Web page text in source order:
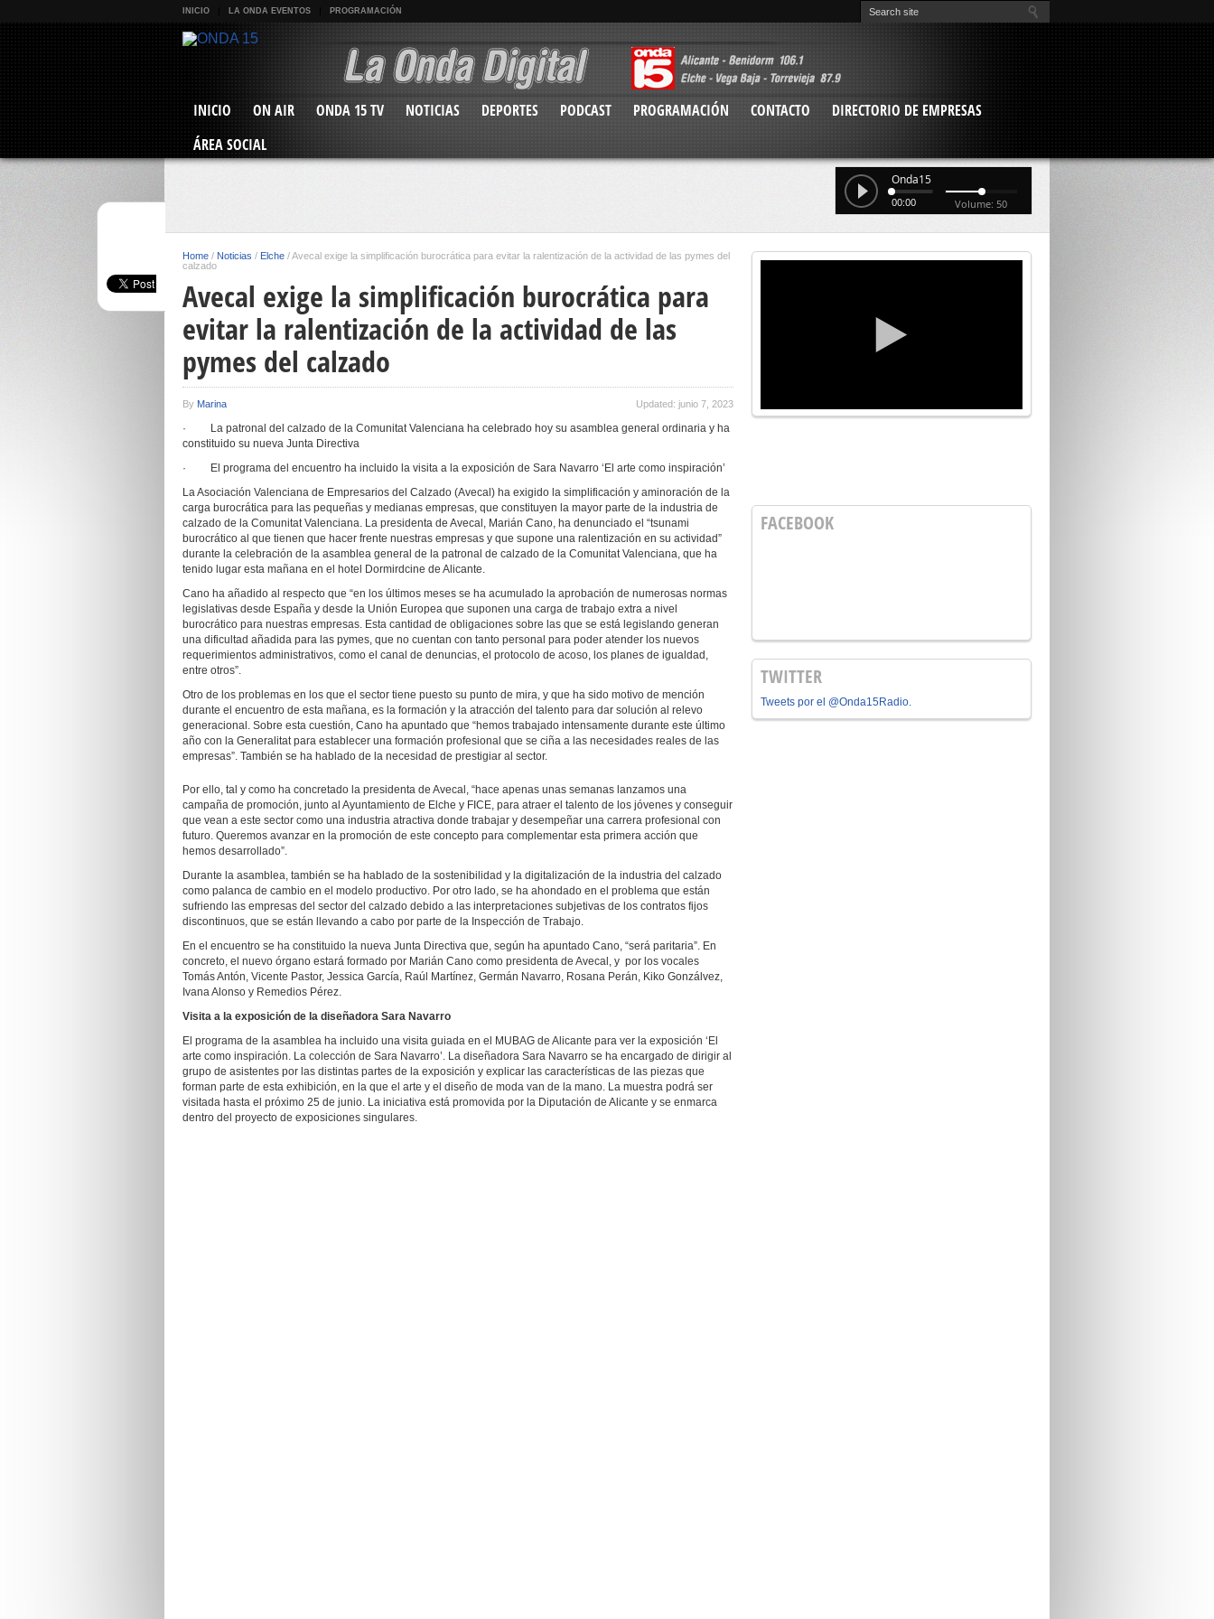
INICIO LA ONDA EVENTOS PROGRAMACIÓN
INICIO ON AIR ONDA 15 TV NOTICIAS DEPORTES PODCAST PROGRAMACIÓN CONTACTO
DIRECTORIO DE EMPRESAS
ÁREA SOCIAL
Onda15
00:00 Volume: 50
Home / Noticias / Elche /Avecal exige la simplificación burocrática para evitar la ralentización de la actividad de las pymes del
calzado
Avecal exige la simplificación burocrática para
evitar la ralentización de la actividad de las
pymes del calzado
By Marina Updated: junio 7, 2023
· La patronal del calzado de la Comunitat Valenciana ha celebrado hoy su asamblea general ordinaria y ha
constituido su nueva Junta Directiva
· El programa del encuentro ha incluido la visita a la exposición de Sara Navarro ‘El arte como inspiración’
La Asociación Valenciana de Empresarios del Calzado (Avecal) ha exigido la simplificación y aminoración de la
carga burocrática para las pequeñas y medianas empresas, que constituyen la mayor parte de la industria de
calzado de la Comunitat Valenciana. La presidenta de Avecal, Marián Cano, ha denunciado el “tsunami
burocrático al que tienen que hacer frente nuestras empresas y que supone una ralentización en su actividad”
durante la celebración de la asamblea general de la patronal de calzado de la Comunitat Valenciana, que ha
tenido lugar esta mañana en el hotel Dormirdcine de Alicante.
Cano ha añadido al respecto que “en los últimos meses se ha acumulado la aprobación de numerosas normas
legislativas desde España y desde la Unión Europea que suponen una carga de trabajo extra a nivel
burocrático para nuestras empresas. Esta cantidad de obligaciones sobre las que se está legislando generan
una dificultad añadida para las pymes, que no cuentan con tanto personal para poder atender los nuevos
requerimientos administrativos, como el canal de denuncias, el protocolo de acoso, los planes de igualdad,
entre otros”.
Otro de los problemas en los que el sector tiene puesto su punto de mira, y que ha sido motivo de mención
durante el encuentro de esta mañana, es la formación y la atracción del talento para dar solución al relevo
generacional. Sobre esta cuestión, Cano ha apuntado que “hemos trabajado intensamente durante este último
año con la Generalitat para establecer una formación profesional que se ciña a las necesidades reales de las
empresas”. También se ha hablado de la necesidad de prestigiar al sector.
Por ello, tal y como ha concretado la presidenta de Avecal, “hace apenas unas semanas lanzamos una
campaña de promoción, junto al Ayuntamiento de Elche y FICE, para atraer el talento de los jóvenes y conseguir
que vean a este sector como una industria atractiva donde trabajar y desempeñar una carrera profesional con
futuro. Queremos avanzar en la promoción de este concepto para complementar esta primera acción que
hemos desarrollado”.
Durante la asamblea, también se ha hablado de la sostenibilidad y la digitalización de la industria del calzado
como palanca de cambio en el modelo productivo. Por otro lado, se ha ahondado en el problema que están
sufriendo las empresas del sector del calzado debido a las interpretaciones subjetivas de los contratos fijos
discontinuos, que se están llevando a cabo por parte de la Inspección de Trabajo.
En el encuentro se ha constituido la nueva Junta Directiva que, según ha apuntado Cano, “será paritaria”. En
concreto, el nuevo órgano estará formado por Marián Cano como presidenta de Avecal, y por los vocales
Tomás Antón, Vicente Pastor, Jessica García, Raúl Martínez, Germán Navarro, Rosana Perán, Kiko Gonzálvez,
Ivana Alonso y Remedios Pérez.
Visita a la exposición de la diseñadora Sara Navarro
El programa de la asamblea ha incluido una visita guiada en el MUBAG de Alicante para ver la exposición ‘El
arte como inspiración. La colección de Sara Navarro’. La diseñadora Sara Navarro se ha encargado de dirigir al
grupo de asistentes por las distintas partes de la exposición y explicar las características de las piezas que
forman parte de esta exhibición, en la que el arte y el diseño de moda van de la mano. La muestra podrá ser
visitada hasta el próximo 25 de junio. La iniciativa está promovida por la Diputación de Alicante y se enmarca
dentro del proyecto de exposiciones singulares.
FACEBOOK
TWITTER
Tweets por el @Onda15Radio.